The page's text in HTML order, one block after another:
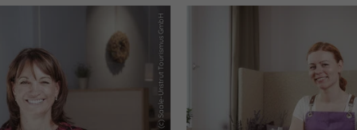
(c) Saale-Unstrut Tourismus GmbH